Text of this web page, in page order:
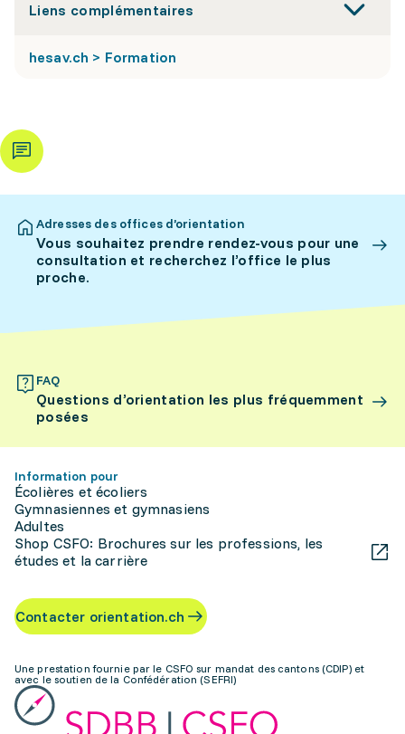
Liens complémentaires
hesav.ch > Formation
Adresses des offices d’orientation
Vous souhaitez prendre rendez-vous pour une
consultation et recherchez l’office le plus
proche.
FAQ
Questions d’orientation les plus fréquemment
posées
Information pour
Écolières et écoliers
Gymnasiennes et gymnasiens
Adultes
Shop CSFO: Brochures sur les professions, les
études et la carrière
Contacter orientation.ch
Une prestation fournie par le CSFO sur mandat des cantons (CDIP) et
avec le soutien de la Confédération (SEFRI)